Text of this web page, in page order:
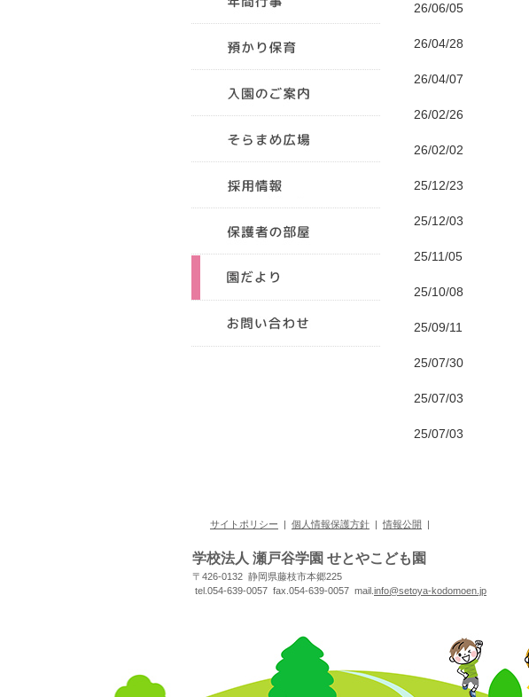
26/06/05
26/04/28
26/04/07
26/02/26
26/02/02
25/12/23
25/12/03
25/11/05
25/10/08
25/09/11
25/07/30
25/07/03
25/07/03
サイトポリシー | 個人情報保護方針 |情報公開 |
学校法人 瀬戸谷学園 せとやこども園
〒426-0132 静岡県藤枝市本郷225
tel.054-639-0057 fax.054-639-0057 mail. info@setoya-kodomoen.jp